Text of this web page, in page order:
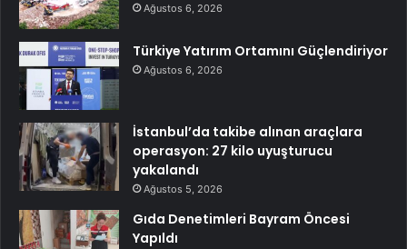
Ağustos 6, 2026
Türkiye Yatırım Ortamını Güçlendiriyor
Ağustos 6, 2026
İstanbul’da takibe alınan araçlara
operasyon: 27 kilo uyuşturucu
yakalandı
Ağustos 5, 2026
Gıda Denetimleri Bayram Öncesi
Yapıldı